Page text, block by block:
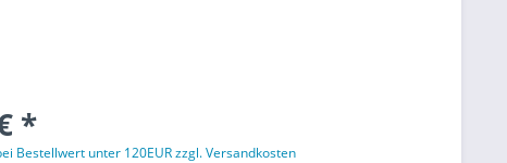
*
Bestellwert unter 120EUR zzgl. Versandkosten